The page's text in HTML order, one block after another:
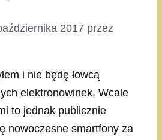
2017 przez
i nie będę łowcą
elektronowinek. Wcale
to jednak publicznie
nowoczesne smartfony za